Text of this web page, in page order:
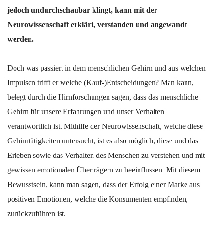
jedoch undurchschaubar klingt, kann mit der
Neurowissenschaft erklärt, verstanden und angewandt
werden.
Doch was passiert in dem menschlichen Gehirn und aus welchen
Impulsen trifft er welche (Kauf-)Entscheidungen? Man kann,
belegt durch die Hirnforschungen sagen, dass das menschliche
Gehirn für unsere Erfahrungen und unser Verhalten
verantwortlich ist. Mithilfe der Neurowissenschaft, welche diese
Gehirntätigkeiten untersucht, ist es also möglich, diese und das
Erleben sowie das Verhalten des Menschen zu verstehen und mit
gewissen emotionalen Überträgern zu beeinflussen. Mit diesem
Bewusstsein, kann man sagen, dass der Erfolg einer Marke aus
positiven Emotionen, welche die Konsumenten empfinden,
zurückzuführen ist.